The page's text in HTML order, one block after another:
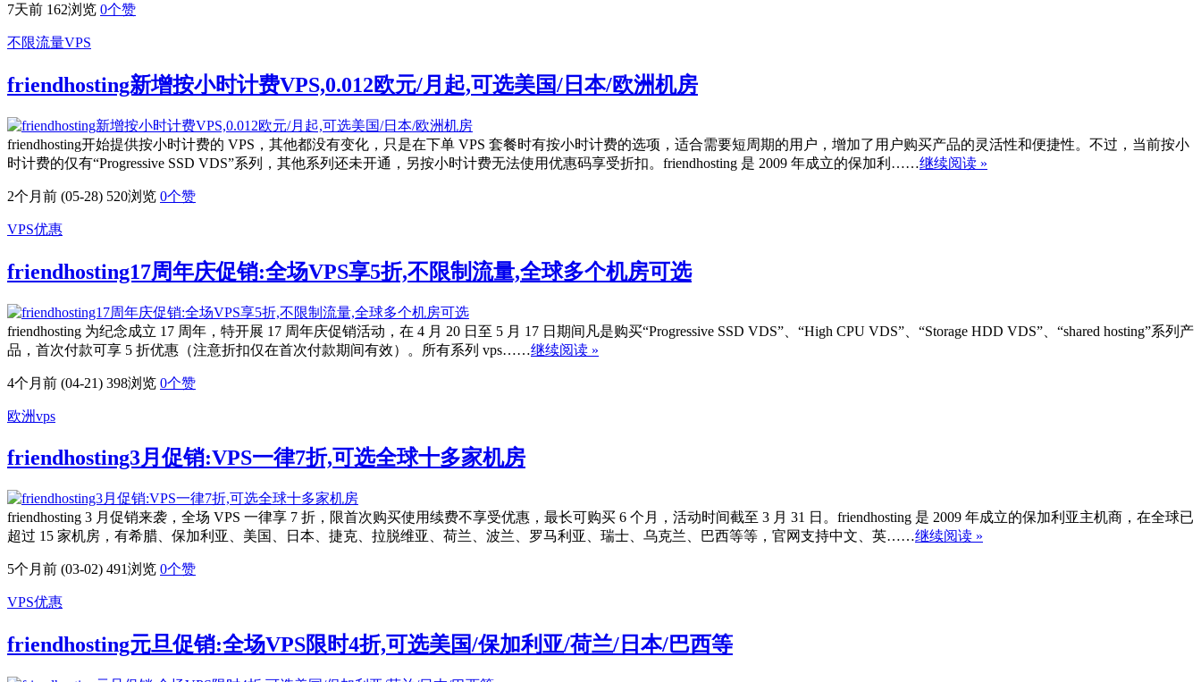
7天前 162浏览 0个赞
不限流量VPS
friendhosting新增按小时计费VPS,0.012欧元/月起,可选美国/日本/欧洲机房
friendhosting开始提供按小时计费的 VPS，其他都没有变化，只是在下单 VPS 套餐时有按小时计费的选项，适合需要短周期的用户，增加了用户购买产品的灵活性和便捷性。不过，当前按小
时计费的仅有“Progressive SSD VDS”系列，其他系列还未开通，另按小时计费无法使用优惠码享受折扣。friendhosting 是 2009 年成立的保加利……继续阅读 »
2个月前 (05-28) 520浏览 0个赞
VPS优惠
friendhosting17周年庆促销:全场VPS享5折,不限制流量,全球多个机房可选
friendhosting 为纪念成立 17 周年，特开展 17 周年庆促销活动，在 4 月 20 日至 5 月 17 日期间凡是购买“Progressive SSD VDS”、“High CPU VDS”、“Storage HDD VDS”、“shared hosting”系列产
品，首次付款可享 5 折优惠（注意折扣仅在首次付款期间有效）。所有系列 vps……继续阅读 »
4个月前 (04-21) 398浏览 0个赞
欧洲vps
friendhosting3月促销:VPS一律7折,可选全球十多家机房
friendhosting 3 月促销来袭，全场 VPS 一律享 7 折，限首次购买使用续费不享受优惠，最长可购买 6 个月，活动时间截至 3 月 31 日。friendhosting 是 2009 年成立的保加利亚主机商，在全球已
超过 15 家机房，有希腊、保加利亚、美国、日本、捷克、拉脱维亚、荷兰、波兰、罗马利亚、瑞士、乌克兰、巴西等等，官网支持中文、英……继续阅读 »
5个月前 (03-02) 491浏览 0个赞
VPS优惠
friendhosting元旦促销:全场VPS限时4折,可选美国/保加利亚/荷兰/日本/巴西等